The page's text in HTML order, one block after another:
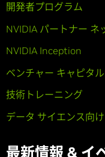
開発者プログラム
NVIDIA パートナー ネ
NVIDIA Inception
ベンチャー キャピタ
技術トレーニング
データ サイエンス向
最新情報 & イ